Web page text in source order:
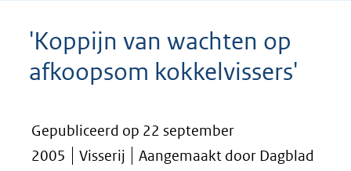
'Koppijn van wachten op
afkoopsom kokkelvissers'
Gepubliceerd op 22 september
2005
Visserij
Aangemaakt door Dagblad